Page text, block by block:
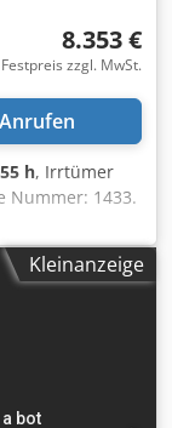
8.353 €
Festpreis zzgl. MwSt.
Anrufen
h, Irrtümer
Nummer: 1433.
Fahrzeug ist
Aufpreis
Finanzierung /
haben noch
Kleinanzeige